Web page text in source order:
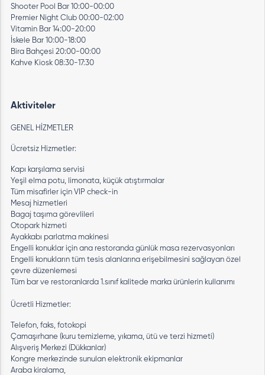
Shooter Pool Bar 10:00-00:00
Premier Night Club 00:00-02:00
Vitamin Bar 14:00-20:00
İskele Bar 10:00-18:00
Bira Bahçesi 20:00-00:00
Kahve Kiosk 08:30-17:30
Aktiviteler
GENEL HİZMETLER
Ücretsiz Hizmetler:
Kapı karşılama servisi
Yeşil elma potu, limonata, küçük atıştırmalar
Tüm misafirler için VIP check-in
Mesaj hizmetleri
Bagaj taşıma görevlileri
Otopark hizmeti
Ayakkabı parlatma makinesi
Engelli konuklar için ana restoranda günlük masa rezervasyonları
Engelli konukların tüm tesis alanlarına erişebilmesini sağlayan özel
çevre düzenlemesi
Tüm bar ve restoranlarda 1.sınıf kalitede marka ürünlerin kullanımı
Ücretli Hizmetler:
Telefon, faks, fotokopi
Çamaşırhane (kuru temizleme, yıkama, ütü ve terzi hizmeti)
Alışveriş Merkezi (Dükkanlar)
Kongre merkezinde sunulan elektronik ekipmanlar
Araba kiralama,